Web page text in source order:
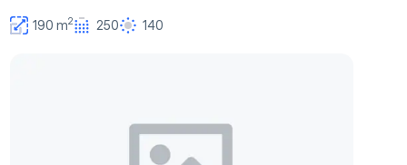
190 m2 250 140